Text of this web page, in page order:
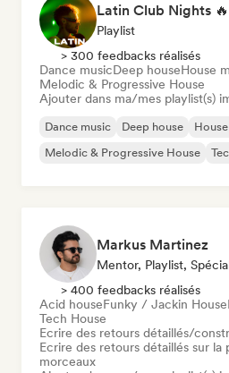
Playlist
> 300 feedbacks réalisés
Dance musicDeep houseHouse
Melodic & Progressive House
Ajouter dans ma/mes playlist(s)
Dance music Deep house
Melodic & Progressive House
Markus Martinez
Mentor, Playlist,
> 400 feedbacks réalisés
Acid houseFunky / Jackin House
Tech House
Ecrire des retours détaillés/
Ecrire des retours détaillés sur la
morceaux